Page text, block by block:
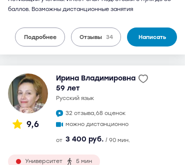
баллов. Возможны дистанционные занятия
Подробнее Отзывы 34 Написать
9,6
Ирина Владимировна
59 лет
русский язык
32 отзыва,68 оценок
можно дистанционно
от 3 400 руб. / 90 мин.
Университет 5 мин